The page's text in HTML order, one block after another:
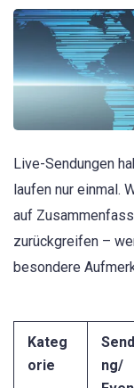
Live-Sendungen
laufen nur einmal.
auf
zurückgreifen –
besondere
Kateg
orie
ng/